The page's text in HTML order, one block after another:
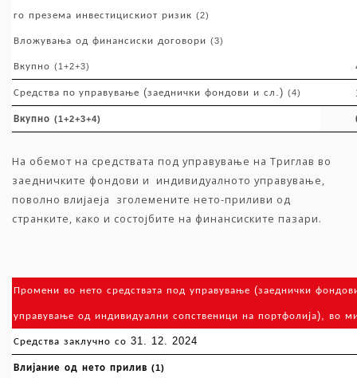
го презема инвестицискиот ризик (2)
Вложувања од финансиски договори (3)
Вкупно (1+2+3)
Средства по управување (заеднички фондови и сл .) (4)
Вкупно (1+2+3+4)
На обемот на средствата под управување на Триглав во
заедничките фондови и индивидуалното управување,
поволно влијаеја зголемените нето-приливи од
странките, како и состојбите на финансиските пазари.
Промени во нето средствата под управување (заеднички
управување од индивидуални сопственици на портфолија), во
Средства заклучно со 31. 12. 2024
Влијание од нето прилив (1)